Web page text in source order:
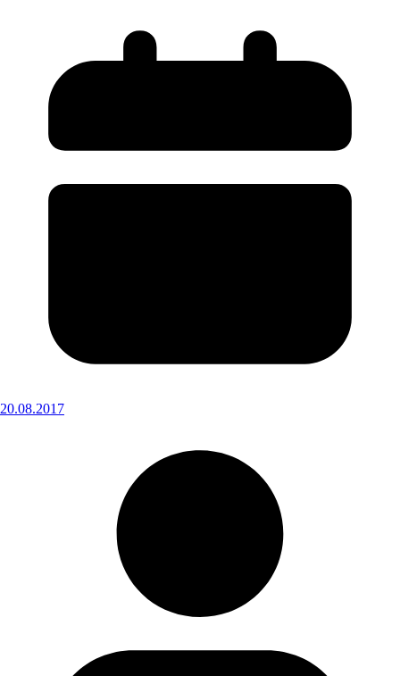
20.08.2017